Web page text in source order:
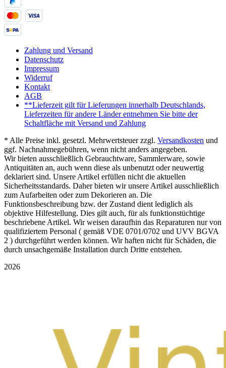
Zahlung und Versand
Datenschutz
Impressum
Widerruf
Kontakt
AGB
**Lieferzeit gilt für Lieferungen innerhalb Deutschlands,
Lieferzeiten für andere Länder entnehmen Sie bitte der
Schaltfläche mit Versand und Zahlung
* Alle Preise inkl. gesetzl. Mehrwertsteuer zzgl. Versandkosten und
ggf. Nachnahmegebühren, wenn nicht anders angegeben.
Wir bieten ausschließlich Gebrauchtware, Sammlerware, sowie
Antiquitäten an, auch wenn diese als unbenutzt oder neuwertig
deklariert sind. Unsere Artikel erfüllen nicht die aktuellen
Sicherheitsstandards. Daher bieten wir unsere Artikel ausschließlich
zum Aufarbeiten oder zum Dekorieren an. Die
Funktionsbeschreibung bzw. der Zustand dient lediglich als
objektive Hilfestellung. Dies gilt auch, für als funktionstüchtige
beschriebene Artikel. Wir weisen daraufhin das Reparaturen nur von
qualifiziertem Personal ( gemäß VDE 0701/0702 und UVV BGVA
2 ) durchgeführt werden können. Wir haften nicht für Schäden, die
durch unsachgemäße Installation durch Dritte entstehen.
2026